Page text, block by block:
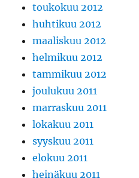
toukokuu 2012
huhtikuu 2012
maaliskuu 2012
helmikuu 2012
tammikuu 2012
joulukuu 2011
marraskuu 2011
lokakuu 2011
syyskuu 2011
elokuu 2011
heinäkuu 2011